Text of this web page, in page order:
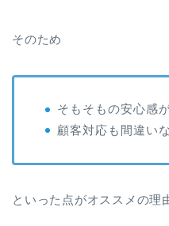
そのため
そもそもの安心感
顧客対応も間違い
といった点がオススメの理